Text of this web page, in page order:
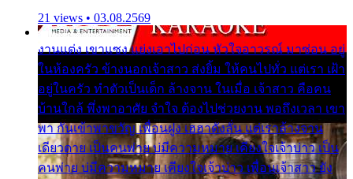
21 views • 03.08.2569
งานแต่ง เขาแซง แย่งเอาไปก่อน หัวใจอาวรณ์ มาซ่อน อยู่
ในห้องครัว ข้างนอกเจ้าสาว ส่งยิ้ม ให้คนไปทั่ว แต่เรา เฝ้า
อยู่ในครัว ทำตัวเป็นเด็ก ล้างจาน ในเมื่อ เจ้าสาว คือคน
บ้านใกล้ พึ่งพาอาศัย จำใจ ต้องไปช่วยงาน พอถึงเวลา เขา
พา กันเข้าพาขวัญ เพื่อนฝูง เฮฮาดังลั่น แต่เราล้างจาน
เดียวดาย เป็นคนพ่าย บ่มีความหมาย เคียงใจเจ้าบ่าว เป็น
คนพ่าย บ่มีความหมาย เคียงใจเจ้าบ่าว เพื่อนเจ้าสาว ยัง